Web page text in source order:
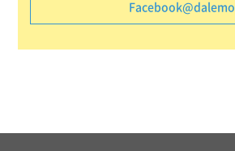
Facebook@dalemo